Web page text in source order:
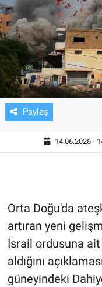
Paylaş
14.06.2026 -
Orta Doğu'da
artıran yeni
İsrail ordusuna
aldığını
güneyindeki
BASKETBOL
SAĞLIK
GENEL
KÜLTÜR
EKONOMİ
ÇEVRE
HABERDE
POLİTİKA